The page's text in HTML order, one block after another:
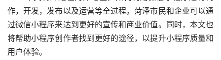
作，开发，发布以及运营等全过程。菏泽市民和企业可以通
过微信小程序来达到更好的宣传和商业价值。同时，本文也
将帮助小程序创作者找到更好的途径，以提升小程序质量和
用户体验。